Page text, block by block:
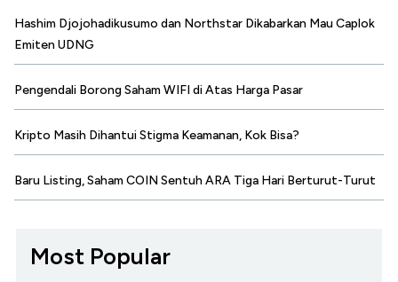
Hashim Djojohadikusumo dan Northstar Dikabarkan Mau Caplok
Emiten UDNG
Pengendali Borong Saham WIFI di Atas Harga Pasar
Kripto Masih Dihantui Stigma Keamanan, Kok Bisa?
Baru Listing, Saham COIN Sentuh ARA Tiga Hari Berturut-Turut
Most Popular